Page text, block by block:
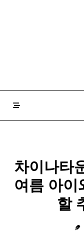
차이나타
여름 아이
할